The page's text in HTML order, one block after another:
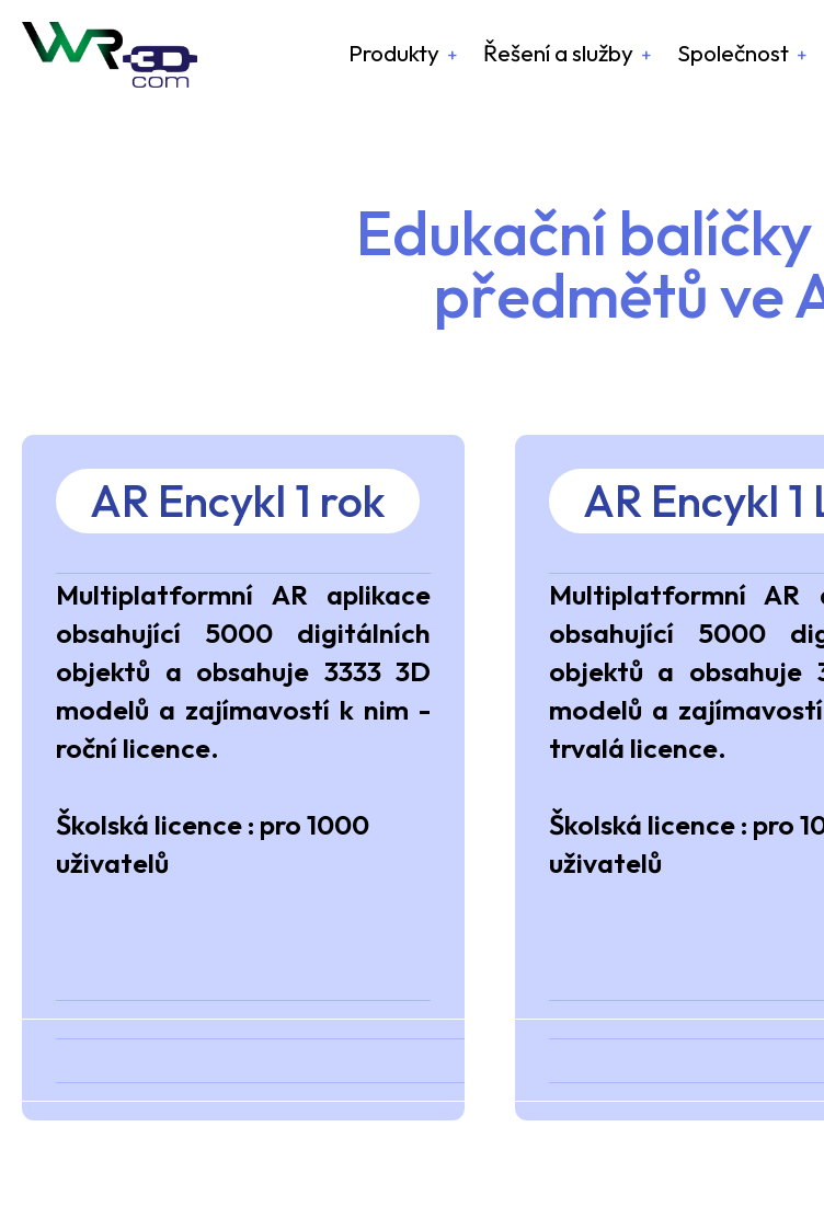
Produkty Řešení a služby Společnost
Edukační
předmětů ve
AR Encykl 1 rok
Multiplatformní AR aplikace
obsahující 5000 digitálních
objektů a obsahuje 3333 3D
modelů a zajímavostí k nim -
roční licence.
Školská licence : pro 1000
uživatelů
AR Encykl 1
Multiplatformní AR
obsahující 5000
objektů a obsahuje
modelů a
trvalá licence.
Školská licence : pro
uživatelů